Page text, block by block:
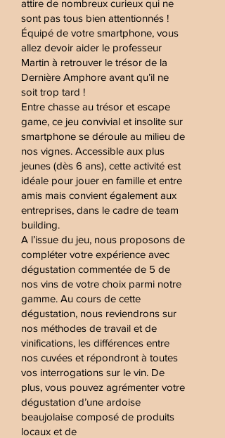
attire de nombreux curieux qui ne
sont pas tous bien attentionnés !
Équipé de votre smartphone, vous
allez devoir aider le professeur
Martin à retrouver le trésor de la
Dernière Amphore avant qu’il ne
soit trop tard !
Entre chasse au trésor et escape
game, ce jeu convivial et insolite sur
smartphone se déroule au milieu de
nos vignes. Accessible aux plus
jeunes (dès 6 ans), cette activité est
idéale pour jouer en famille et entre
amis mais convient également aux
entreprises, dans le cadre de team
building.
A l’issue du jeu, nous proposons de
compléter votre expérience avec
dégustation commentée de 5 de
nos vins de votre choix parmi notre
gamme. Au cours de cette
dégustation, nous reviendrons sur
nos méthodes de travail et de
vinifications, les différences entre
nos cuvées et répondront à toutes
vos interrogations sur le vin. De
plus, vous pouvez agrémenter votre
dégustation d’une ardoise
beaujolaise composé de produits
locaux et de